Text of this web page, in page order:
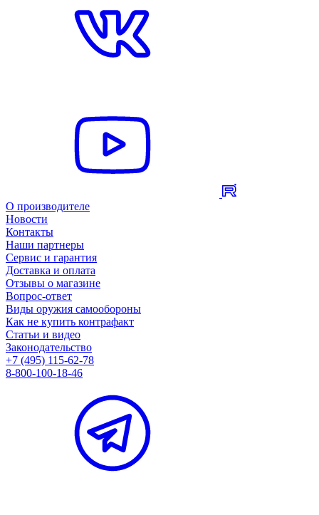
О производителе
Новости
Контакты
Наши партнеры
Сервис и гарантия
Доставка и оплата
Отзывы о магазине
Вопрос-ответ
Виды оружия самообороны
Как не купить контрафакт
Статьи и видео
Законодательство
+7 (495) 115-62-78
8-800-100-18-46